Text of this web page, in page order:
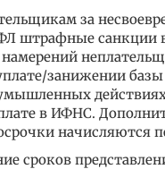
за
штрафные санкции в
намерений
занижении базы
в ИФНС.
начисляются
сроков